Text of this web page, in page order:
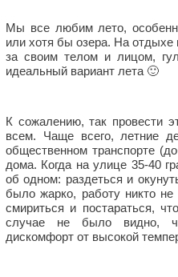
Мы все любим лето,
или хотя бы озера. На
за своим телом и лицом,
идеальный вариант лета 🙂
К сожалению, так провести
всем. Чаще всего, летние
общественном транспорте
дома. Когда на улице 35-40
об одном: раздеться и
было жарко, работу никто
смириться и постараться,
случае не было видно,
дискомфорт от высокой